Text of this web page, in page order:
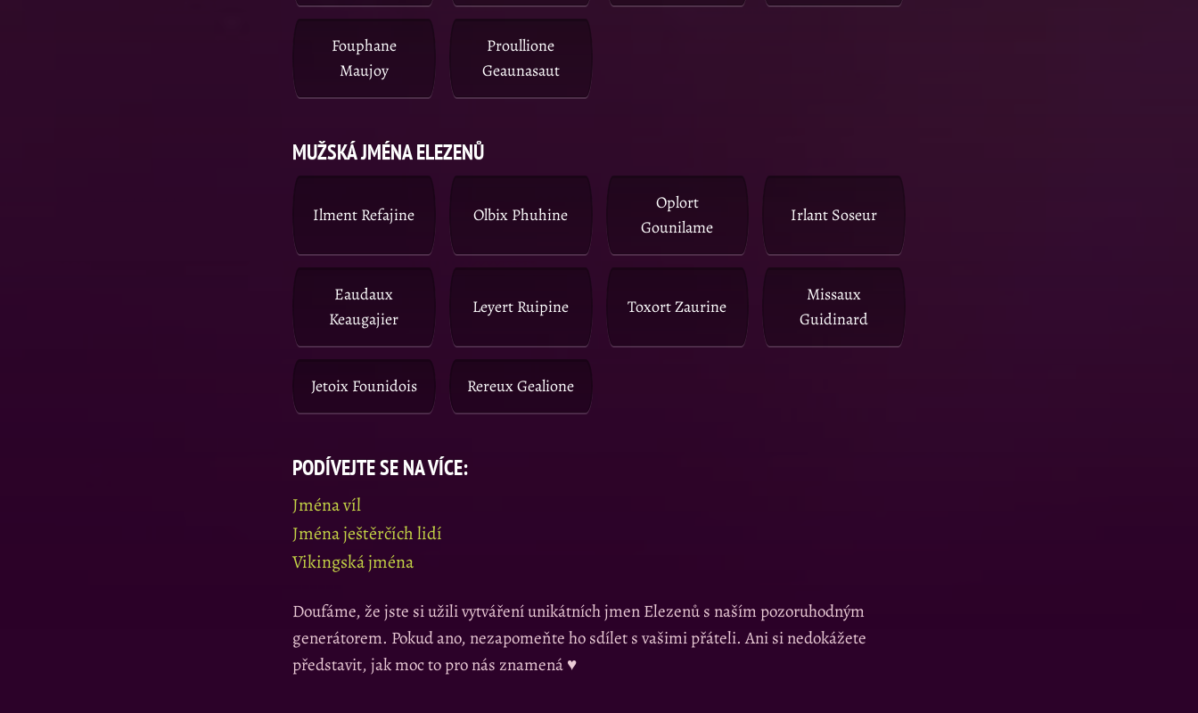
Fouphane
Maujoy
Proullione
Geaunasaut
MUŽSKÁ JMÉNA ELEZENŮ
Ilment Refajine Olbix Phuhine
Oplort
Gounilame
Irlant Soseur
Eaudaux
Keaugajier
Leyert Ruipine Toxort Zaurine
Missaux
Guidinard
Jetoix Founidois Rereux Gealione
PODÍVEJTE SE NA VÍCE:
Jména víl
Jména ještěrčích lidí
Vikingská jména
Doufáme, že jste si užili vytváření unikátních jmen Elezenů s naším pozoruhodným
generátorem. Pokud ano, nezapomeňte ho sdílet s vašimi přáteli. Ani si nedokážete
představit, jak moc to pro nás znamená ♥